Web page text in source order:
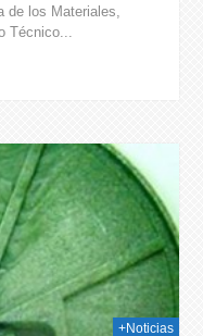
los Materiales,
Técnico...
+Noticias